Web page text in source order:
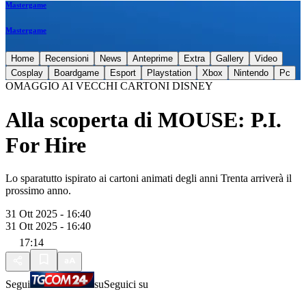
Mastergame
Mastergame
Home Recensioni News Anteprime Extra Gallery
Video
Cosplay
Boardgame Esport Playstation Xbox Nintendo Pc
OMAGGIO AI VECCHI CARTONI DISNEY
Alla scoperta di MOUSE: P.I.
For Hire
Lo sparatutto ispirato ai cartoni animati degli anni Trenta arriverà il
prossimo anno.
31 Ott 2025 - 16:40
31 Ott 2025 - 16:40
17:14
Segui suSeguici su